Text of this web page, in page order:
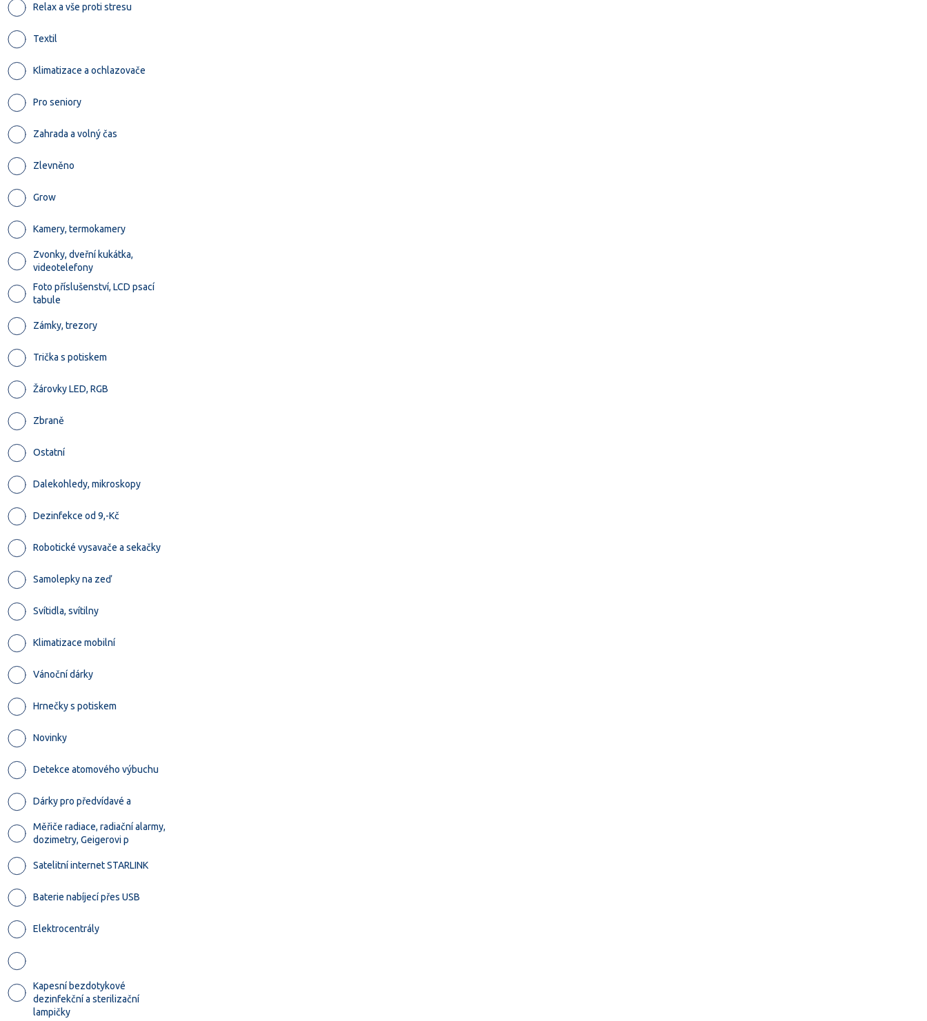
Relax a vše proti stresu
Textil
Klimatizace a ochlazovače
Pro seniory
Zahrada a volný čas
Zlevněno
Grow
Kamery, termokamery
Zvonky, dveřní kukátka,
videotelefony
Foto příslušenství, LCD psací
tabule
Zámky, trezory
Trička s potiskem
Žárovky LED, RGB
Zbraně
Ostatní
Dalekohledy, mikroskopy
Dezinfekce od 9,-Kč
Robotické vysavače a sekačky
Samolepky na zeď
Svítidla, svítilny
Klimatizace mobilní
Vánoční dárky
Hrnečky s potiskem
Novinky
Detekce atomového výbuchu
Dárky pro předvídavé a
Měřiče radiace, radiační alarmy,
dozimetry, Geigerovi p
Satelitní internet STARLINK
Baterie nabíjecí přes USB
Elektrocentrály
Kapesní bezdotykové
dezinfekční a sterilizační
lampičky